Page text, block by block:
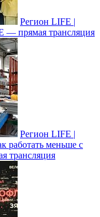
Регион LIFE |
— прямая трансляция
Регион LIFE |
меньше с
трансляция